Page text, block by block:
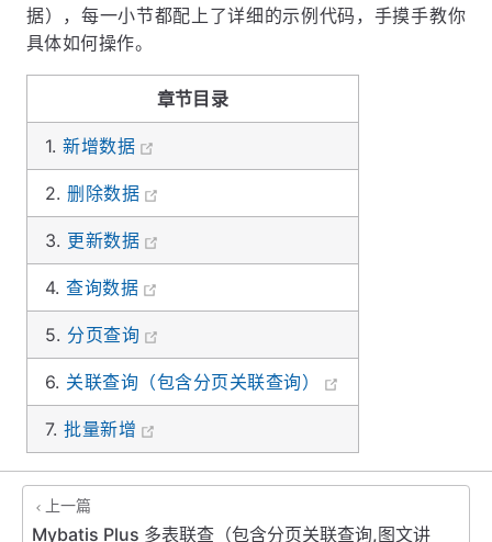
据），每一小节都配上了详细的示例代码，手摸手教你
具体如何操作。
章节目录
1.新增数据
2.删除数据
3. 更新数据
4.查询数据
5. 分页查询
6. 关联查询（包含分页关联查询）
7.批量新增
上一篇
Mybatis Plus 多表联查（包含分页关联查询,图文讲